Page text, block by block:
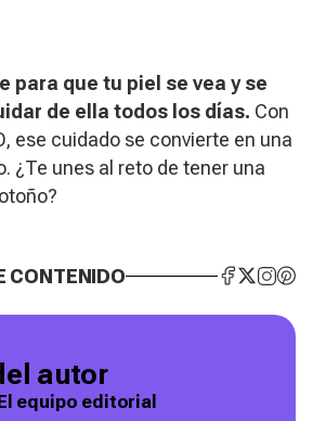
para que tu piel se vea y se
de ella todos los días. Con
ese cuidado se convierte en una
¿Te unes al reto de tener una
CONTENIDO
autor
equipo editorial